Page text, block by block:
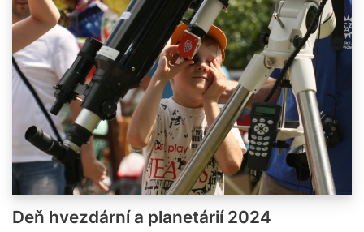
Deň hvezdární a planetárií 2024